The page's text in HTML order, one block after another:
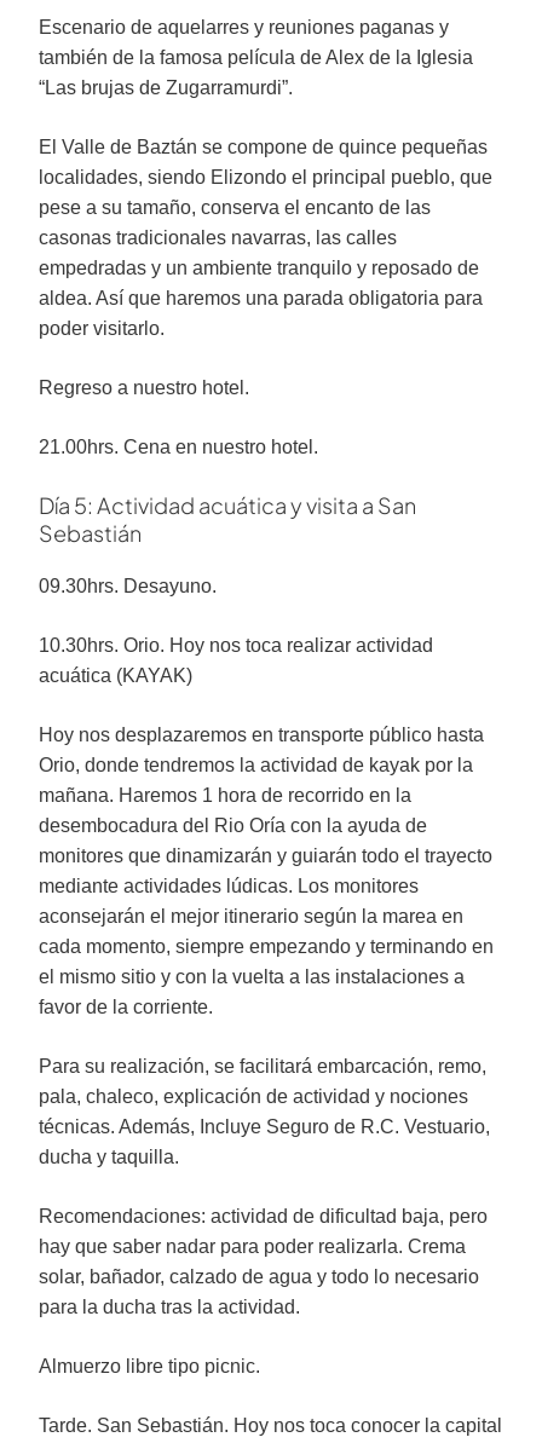
Escenario de aquelarres y reuniones paganas y
también de la famosa película de Alex de la Iglesia
“Las brujas de Zugarramurdi”.
El Valle de Baztán se compone de quince pequeñas
localidades, siendo Elizondo el principal pueblo, que
pese a su tamaño, conserva el encanto de las
casonas tradicionales navarras, las calles
empedradas y un ambiente tranquilo y reposado de
aldea. Así que haremos una parada obligatoria para
poder visitarlo.
Regreso a nuestro hotel.
21.00hrs. Cena en nuestro hotel.
Día 5: Actividad acuática y visita a San
Sebastián
09.30hrs. Desayuno.
10.30hrs. Orio. Hoy nos toca realizar actividad
acuática (KAYAK)
Hoy nos desplazaremos en transporte público hasta
Orio, donde tendremos la actividad de kayak por la
mañana. Haremos 1 hora de recorrido en la
desembocadura del Rio Oría con la ayuda de
monitores que dinamizarán y guiarán todo el trayecto
mediante actividades lúdicas. Los monitores
aconsejarán el mejor itinerario según la marea en
cada momento, siempre empezando y terminando en
el mismo sitio y con la vuelta a las instalaciones a
favor de la corriente.
Para su realización, se facilitará embarcación, remo,
pala, chaleco, explicación de actividad y nociones
técnicas. Además, Incluye Seguro de R.C. Vestuario,
ducha y taquilla.
Recomendaciones: actividad de dificultad baja, pero
hay que saber nadar para poder realizarla. Crema
solar, bañador, calzado de agua y todo lo necesario
para la ducha tras la actividad.
Almuerzo libre tipo picnic.
Tarde. San Sebastián. Hoy nos toca conocer la capital